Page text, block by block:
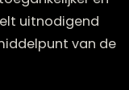
andere sfeer
De
toegankelijker